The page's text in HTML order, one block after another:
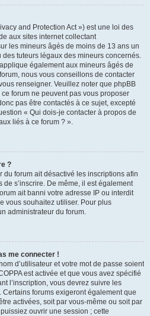
and Protection Act ») est une loi des
aux sites internet collectant
les mineurs âgés de moins de 13 ans un
tuteurs légaux des mineurs concernés.
également aux mineurs âgés de
nous vous conseillons de contacter
renseigner. Veuillez noter que phpBB
forum ne peuvent pas vous proposer
pas être contactés à ce sujet, excepté
« Qui dois-je contacter à propos de
liés à ce forum ? ».
?
du forum ait désactivé les inscriptions afin
s’inscrire. De même, il est également
ait banni votre adresse IP ou interdit
vous souhaitez utiliser. Pour plus
administrateur du forum.
me connecter !
d’utilisateur et votre mot de passe soient
est activée et que vous avez spécifié
l’inscription, vous devrez suivre les
forums exigeront également que
activées, soit par vous-même ou soit par
ouvrir une session ; cette